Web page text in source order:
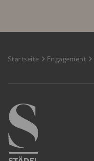
Footer
Startseite Engagement